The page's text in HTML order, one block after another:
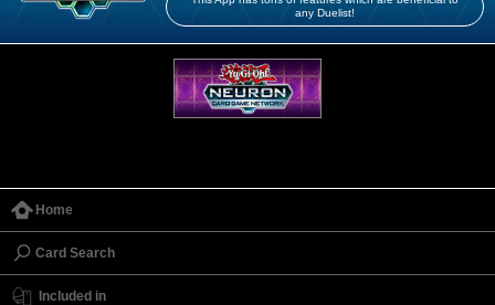
any Duelist!
Home
Card Search
Included in